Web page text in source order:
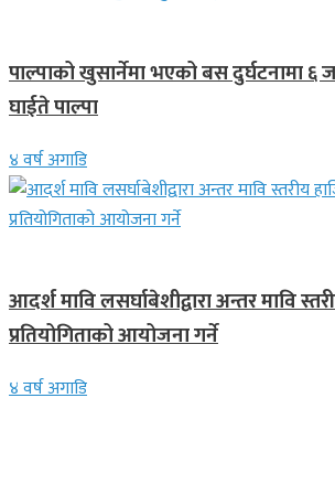
पाल्पाको खुसार्नेमा भएको बस दुर्घटनामा ६
घाईते पाल्पा
४ वर्ष अगाडि
आदर्श मावि लसर्घाबेशीद्वारा अन्तर मावि
प्रतियोगिताको आयोजना गर्ने
४ वर्ष अगाडि